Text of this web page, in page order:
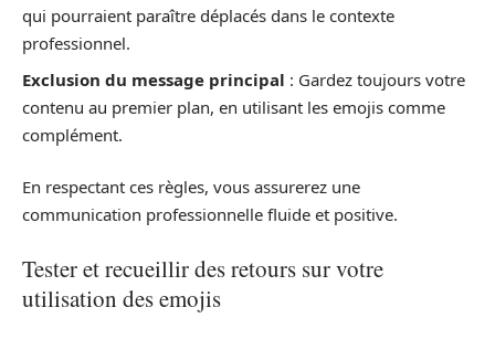
qui pourraient paraître déplacés dans le contexte
professionnel.
Exclusion du message principal : Gardez toujours votre
contenu au premier plan, en utilisant les emojis comme
complément.
En respectant ces règles, vous assurerez une
communication professionnelle fluide et positive.
Tester et recueillir des retours sur votre
utilisation des emojis